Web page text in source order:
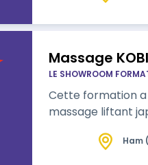
Massage
LE SHOWROOM
Cette formation a
Ham